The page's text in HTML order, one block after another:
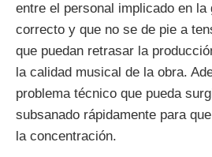
entre el personal implicado en la
correcto y que no se de pie a
que puedan retrasar la
la calidad musical de la obra.
problema técnico que pueda
subsanado rápidamente para
la concentración.